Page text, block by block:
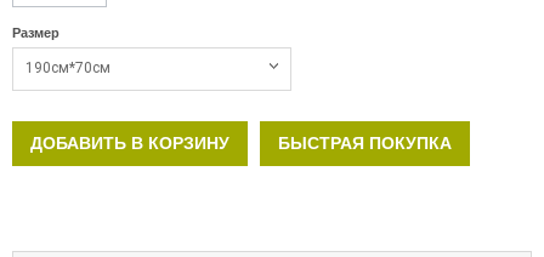
Размер
190см*70см
ДОБАВИТЬ В КОРЗИНУ БЫСТРАЯ ПОКУПКА